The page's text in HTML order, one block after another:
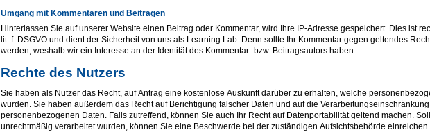
Umgang mit Kommentaren und Beiträgen
Hinterlassen Sie auf unserer Website einen Beitrag oder Kommentar, wird Ihre IP-Adresse gespeichert. Dies ist
lit. f. DSGVO und dient der Sicherheit von uns als Learning Lab: Denn sollte Ihr Kommentar gegen geltendes
werden, weshalb wir ein Interesse an der Identität des Kommentar- bzw. Beitragsautors haben.
Rechte des Nutzers
Sie haben als Nutzer das Recht, auf Antrag eine kostenlose Auskunft darüber zu erhalten, welche
wurden. Sie haben außerdem das Recht auf Berichtigung falscher Daten und auf die
personenbezogenen Daten. Falls zutreffend, können Sie auch Ihr Recht auf Datenportabilität geltend machen.
unrechtmäßig verarbeitet wurden, können Sie eine Beschwerde bei der zuständigen Aufsichtsbehörde einreichen.